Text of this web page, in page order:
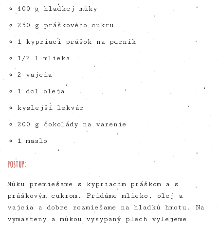
400 g hladkej múky
250 g práškového cukru
1 kypriaci prášok na perník
1/2 l mlieka
2 vajcia
1 dcl oleja
kyslejší lekvár
200 g čokolády na varenie
1 maslo
postup:
Múku premiešame s kypriacim práškom a s
práškovým cukrom. Pridáme mlieko, olej a
vajcia a dobre rozmiešame na hladkú hmotu. Na
vymastený a múkou vysypaný plech vylejeme